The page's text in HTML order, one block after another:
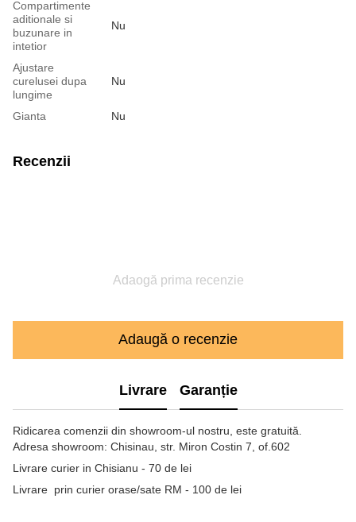
Compartimente
aditionale si
buzunare in
intetior
Nu
Ajustare
curelusei dupa
lungime
Nu
Gianta Nu
Recenzii
Adaogă prima recenzie
Adaugă o recenzie
Livrare Garanție
Ridicarea comenzii din showroom-ul nostru, este gratuită.
Adresa showroom: Chisinau, str. Miron Costin 7, of.602
Livrare curier in Chisianu - 70 de lei
Livrare prin curier orase/sate RM - 100 de lei